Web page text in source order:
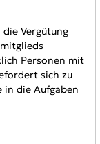
Vergütung
Personen mit
sich zu
in die Aufgaben